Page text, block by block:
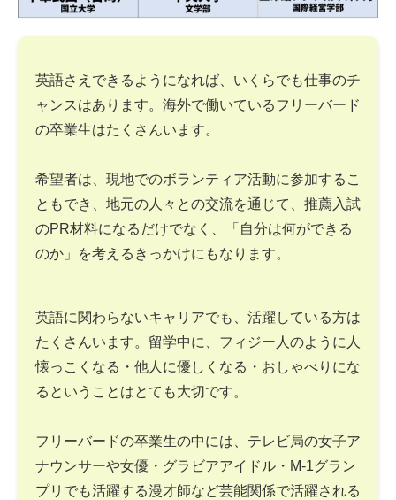
英語さえできるようになれば、いくらでも仕事のチ
ャンスはあります。海外で働いているフリーバード
の卒業生はたくさんいます。
希望者は、現地でのボランティア活動に参加するこ
ともでき、地元の人々との交流を通じて、推薦入試
のPR材料になるだけでなく、「自分は何ができる
のか」を考えるきっかけにもなります。
英語に関わらないキャリアでも、活躍している方は
たくさんいます。留学中に、フィジー人のように人
懐っこくなる・他人に優しくなる・おしゃべりにな
るということはとても大切です。
フリーバードの卒業生の中には、テレビ局の女子ア
ナウンサーや女優・グラビアアイドル・M-1グラン
プリでも活躍する漫才師など芸能関係で活躍される